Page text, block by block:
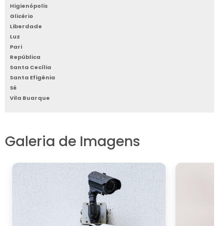
Higienópolis
Glicério
Liberdade
Luz
Pari
República
Santa Cecília
Santa Efigênia
Sé
Vila Buarque
Galeria de Imagens